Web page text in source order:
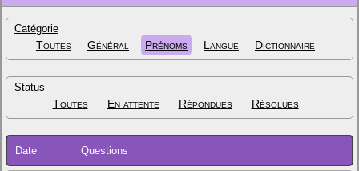
Catégorie
Toutes Général Prénoms Langue Dictionnaire
Status
Toutes En attente Répondues Résolues
Date Questions